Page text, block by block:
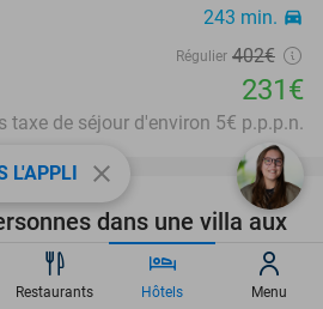
243 min. directions_car
Régulier 402€
231€
taxe de séjour d'environ 5€ p.p.p.n.
21%
favorite_border
dans une villa aux
10.0star
L'APPLI close
Restaurants Hôtels Menu